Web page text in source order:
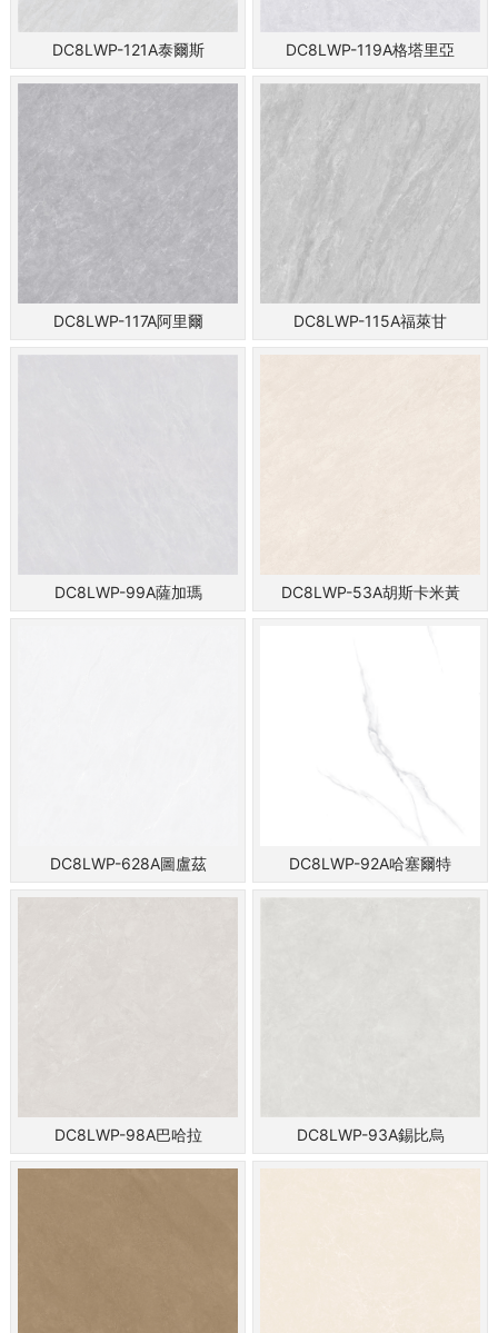
DC8LWP-121A泰爾斯 DC8LWP-119A格塔里亞
DC8LWP-117A阿里爾 DC8LWP-115A福萊甘
DC8LWP-99A薩加瑪 DC8LWP-53A胡斯卡米黃
DC8LWP-628A圖盧茲 DC8LWP-92A哈塞爾特
DC8LWP-98A巴哈拉 DC8LWP-93A錫比烏